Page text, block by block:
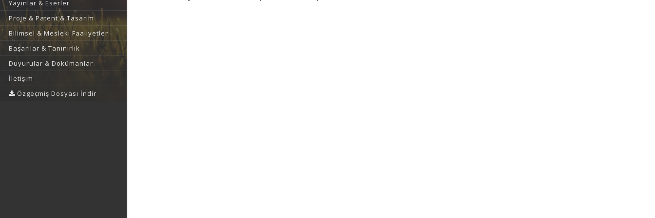
Yayınlar & Eserler
Proje & Patent & Tasarım
Bilimsel & Mesleki Faaliyetler
Başarılar & Tanınırlık
Duyurular & Dokümanlar
İletişim
Özgeçmiş Dosyası İndir